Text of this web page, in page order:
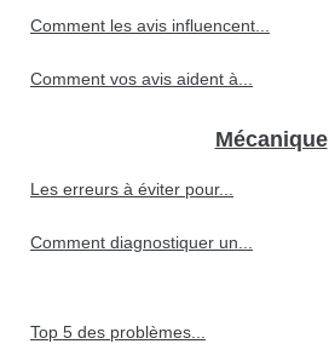
Comment les avis influencent...
Comment vos avis aident à...
Mécanique
Les erreurs à éviter pour...
Comment diagnostiquer un...
Top 5 des problèmes...